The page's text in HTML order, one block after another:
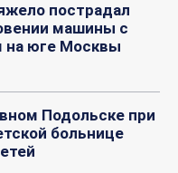
пострадал
машины с
на юге Москвы
Подольске при
больнице